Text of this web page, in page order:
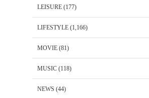
LEISURE (177)
LIFESTYLE (1,166)
MOVIE (81)
MUSIC (118)
NEWS (44)